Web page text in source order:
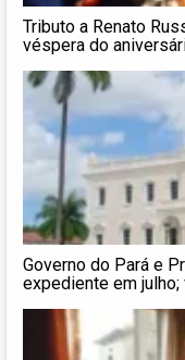
Tributo a Renato
véspera do
Governo do Pará e
expediente em